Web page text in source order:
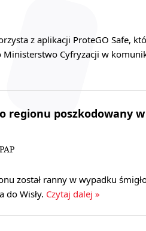
z aplikacji ProteGO Safe,
Ministerstwo Cyfryzacji w
regionu poszkodowany
został ranny w wypadku
do Wisły. Czytaj dalej »